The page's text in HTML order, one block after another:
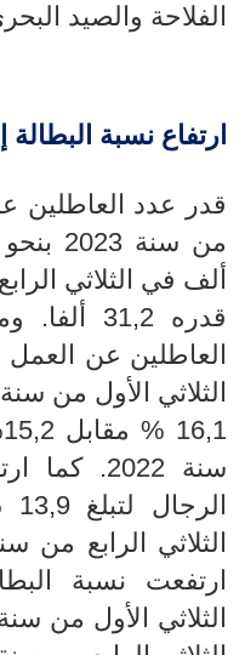
الفلاحة والصيد
ارتفاع نسبة البطالة إلى
قدر عدد العاطلين
قدره
العاطلين عن
16,1 %
سنة 2022.
الرجال لتبلغ 13,9
ارتفعت نسبة البطالة
الثلاثي الأول من سنة